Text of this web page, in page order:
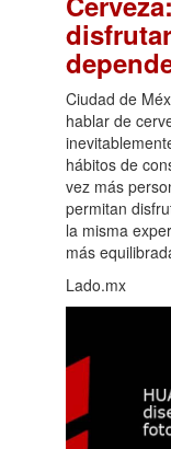
Ciudad de
hablar de
hábitos de
vez más
permitan
la misma
más
Lado.mx